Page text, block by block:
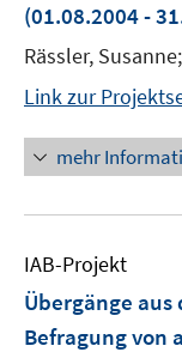
(01.08.2004 -
Rässler, Susanne;
Link zur
mehr
IAB-Projekt
Übergänge
Befragung von